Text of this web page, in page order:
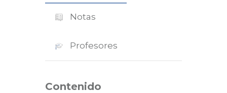
Notas
Profesores
Contenido